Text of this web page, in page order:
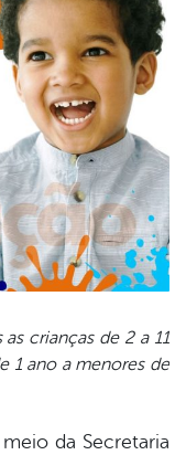
crianças de 2 a 11
1 ano a menores de
da Secretaria